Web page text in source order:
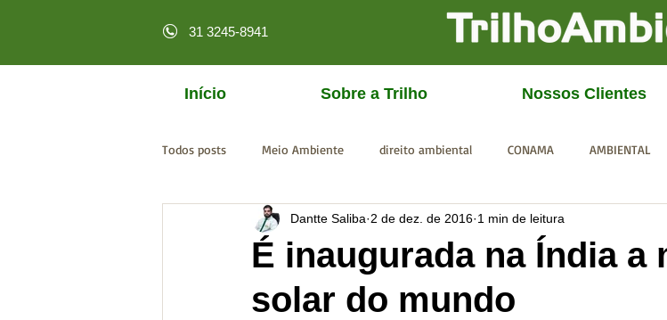
31 3245-8941
Início Sobre a Trilho Nossos Clientes
Todos posts Meio Ambiente direito ambiental CONAMA AMBIENTAL
licenciamento online MPF CGU IBAMA SISEMA
É inaugurada na Índia a
solar do mundo
Dantte Saliba 2 de dez. de 2016 1 min de leitura